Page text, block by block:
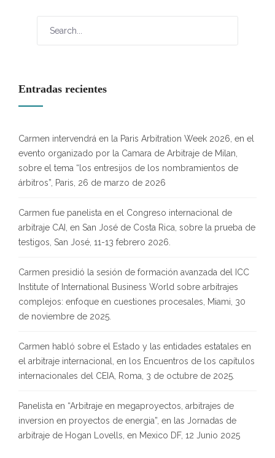
Entradas recientes
Carmen intervendrá en la Paris Arbitration Week 2026, en el
evento organizado por la Camara de Arbitraje de Milan,
sobre el tema “los entresijos de los nombramientos de
árbitros”, Paris, 26 de marzo de 2026
Carmen fue panelista en el Congreso internacional de
arbitraje CAI, en San José de Costa Rica, sobre la prueba de
testigos, San José, 11-13 febrero 2026.
Carmen presidió la sesión de formación avanzada del ICC
Institute of International Business World sobre arbitrajes
complejos: enfoque en cuestiones procesales, Miami, 30
de noviembre de 2025.
Carmen habló sobre el Estado y las entidades estatales en
el arbitraje internacional, en los Encuentros de los capítulos
internacionales del CEIA, Roma, 3 de octubre de 2025.
Panelista en “Arbitraje en megaproyectos, arbitrajes de
inversion en proyectos de energia”, en las Jornadas de
arbitraje de Hogan Lovells, en Mexico DF, 12 Junio 2025